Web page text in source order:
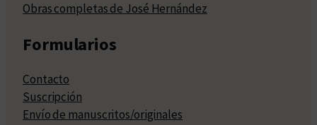
Obras completas de José Hernández
Formularios
Contacto
Suscripción
Envío de manuscritos/originales